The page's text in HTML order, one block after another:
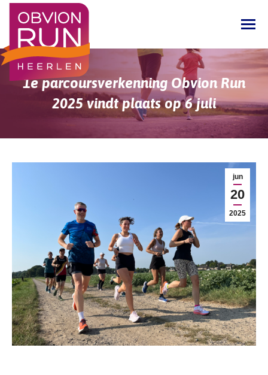
1e parcoursverkenning Obvion Run
2025 vindt plaats op 6 juli
Je bent hier:
jun
20
2025